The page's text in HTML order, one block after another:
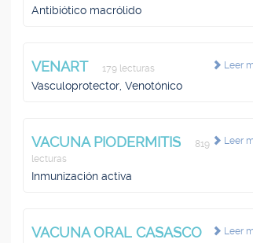
Antibiótico macrólido
Leer
VENART 179 lecturas
Vasculoprotector, Venotónico
Leer
VACUNA PIODERMITIS
819
lecturas
Inmunización activa
Leer
VACUNA ORAL CASASCO